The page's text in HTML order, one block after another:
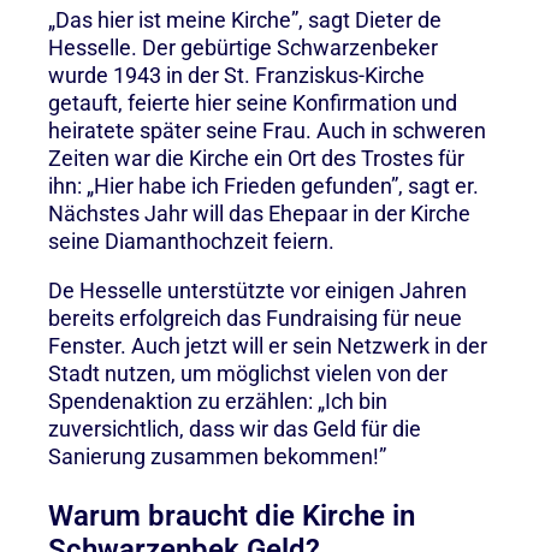
„Das hier ist meine Kirche”, sagt Dieter de
Hesselle. Der gebürtige Schwarzenbeker
wurde 1943 in der St. Franziskus-Kirche
getauft, feierte hier seine Konfirmation und
heiratete später seine Frau. Auch in schweren
Zeiten war die Kirche ein Ort des Trostes für
ihn: „Hier habe ich Frieden gefunden”, sagt er.
Nächstes Jahr will das Ehepaar in der Kirche
seine Diamanthochzeit feiern.
De Hesselle unterstützte vor einigen Jahren
bereits erfolgreich das Fundraising für neue
Fenster. Auch jetzt will er sein Netzwerk in der
Stadt nutzen, um möglichst vielen von der
Spendenaktion zu erzählen: „Ich bin
zuversichtlich, dass wir das Geld für die
Sanierung zusammen bekommen!”
Warum braucht die Kirche in